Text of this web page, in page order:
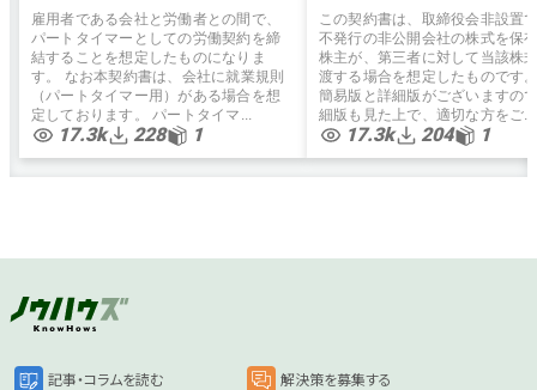
利）弁護士監修
雇用者である会社と労働者との間で、
パートタイマーとしての労働契約を締
結することを想定したものになりま
す。 なお本契約書は、会社に就業規則
（パートタイマー用）がある場合を想
定しております。 パートタイマ...
17.3k 228 1
この契約書は、取締役会非設置
不発行の非公開会社の株式を保
株主が、第三者に対して当該株
渡する場合を想定したものです
簡易版と詳細版がございますの
細版も見た上で、適切な方をご...
17.3k 204 1
記事・コラムを読む 解決策を募集する